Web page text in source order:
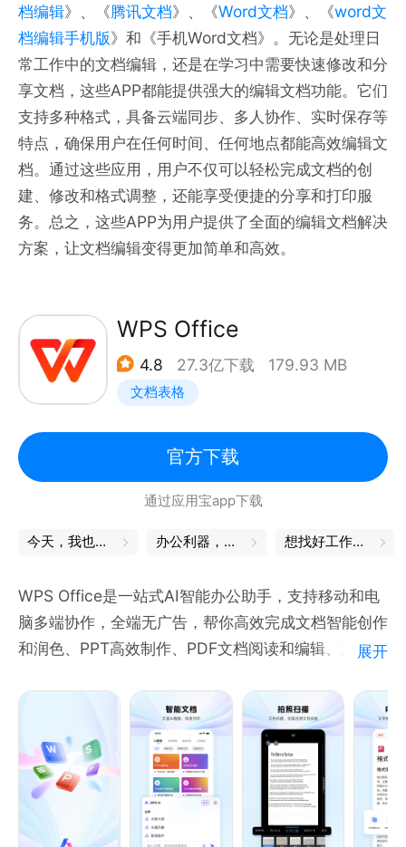
档编辑》、《腾讯文档》、《Word文档》、《word文
档编辑手机版》和《手机Word文档》。无论是处理日
常工作中的文档编辑，还是在学习中需要快速修改和分
享文档，这些APP都能提供强大的编辑文档功能。它们
支持多种格式，具备云端同步、多人协作、实时保存等
特点，确保用户在任何时间、任何地点都能高效编辑文
档。通过这些应用，用户不仅可以轻松完成文档的创
建、修改和格式调整，还能享受便捷的分享和打印服
务。总之，这些APP为用户提供了全面的编辑文档解决
方案，让文档编辑变得更加简单和高效。
WPS Office
4.8 27.3亿下载 179.93 MB
文档表格
官方下载
通过应用宝app下载
今天，我也是勇敢的打工人 办公利器，让工作更轻松 想找好工作？试试这款APP
WPS Office是一站式AI智能办公助手，支持移动和电
脑多端协作，全端无广告，帮你高效完成文档智能创作
和润色、PPT高效制作、PDF文档阅读和编辑、文件拍
景。
安卓端办公软件，个人版免费使用
用户多:全球用户600,000,000
排名高:全球APP总榜同类产品榜首
体积小:只安装一个应用即可打开所有格式文档
展开